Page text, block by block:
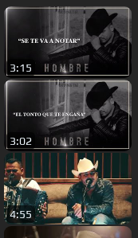
3:15
3:02
4:55